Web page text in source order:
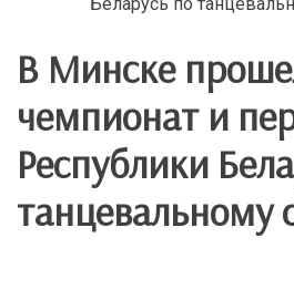
В Минске
чемпионат и
Республики
танцевальному